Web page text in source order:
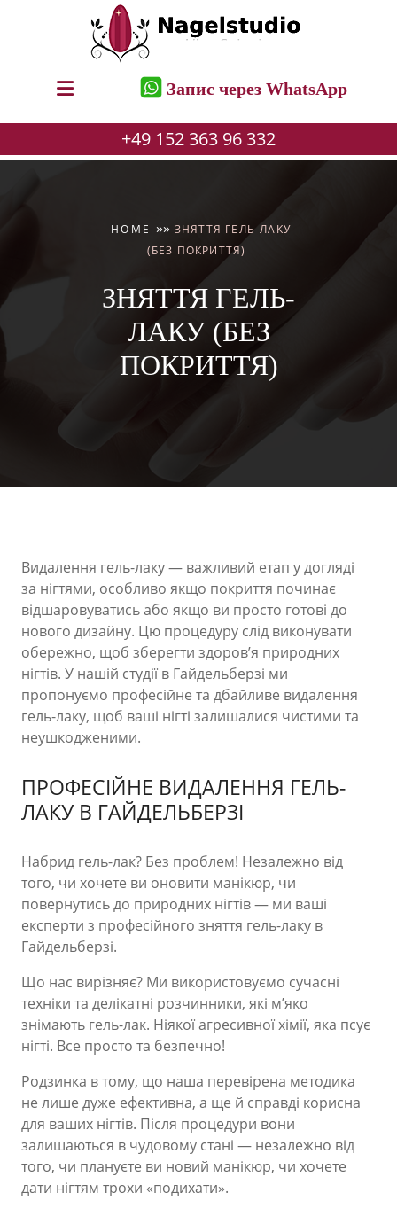
до
Запис через WhatsApp
+49 152 363 96 332
HOME »» ЗНЯТТЯ ГЕЛЬ-ЛАКУ
(БЕЗ ПОКРИТТЯ)
ЗНЯТТЯ ГЕЛЬ-
ЛАКУ (БЕЗ
ПОКРИТТЯ)
Видалення гель-лаку — важливий етап у догляді
за нігтями, особливо якщо покриття починає
відшаровуватись або якщо ви просто готові до
нового дизайну. Цю процедуру слід виконувати
обережно, щоб зберегти здоров’я природних
нігтів. У нашій студії в Гайдельберзі ми
пропонуємо професійне та дбайливе видалення
гель-лаку, щоб ваші нігті залишалися чистими та
неушкодженими.
ПРОФЕСІЙНЕ ВИДАЛЕННЯ ГЕЛЬ-
ЛАКУ В ГАЙДЕЛЬБЕРЗІ
Набрид гель-лак? Без проблем! Незалежно від
того, чи хочете ви оновити манікюр, чи
повернутись до природних нігтів — ми ваші
експерти з професійного зняття гель-лаку в
Гайдельберзі.
Що нас вирізняє? Ми використовуємо сучасні
техніки та делікатні розчинники, які м’яко
знімають гель-лак. Ніякої агресивної хімії, яка псує
нігті. Все просто та безпечно!
Родзинка в тому, що наша перевірена методика
не лише дуже ефективна, а ще й справді корисна
для ваших нігтів. Після процедури вони
залишаються в чудовому стані — незалежно від
того, чи плануєте ви новий манікюр, чи хочете
дати нігтям трохи «подихати».